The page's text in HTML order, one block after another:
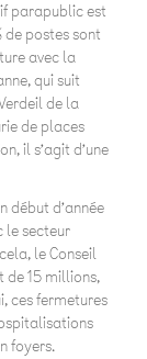
parapublic est
de postes sont
avec la
qui suit
de la
de places
il s’agit d’une
début d’année
le secteur
le Conseil
de 15 millions,
ces fermetures
foyers.